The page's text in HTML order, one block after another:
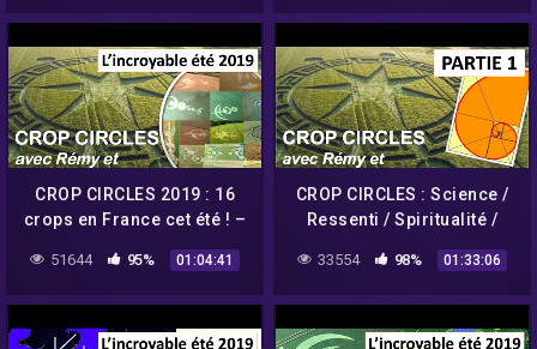
CROP CIRCLES 2019 : 16
crops en France cet été ! –
51644 95% 01:04:41
CROP CIRCLES : Science /
Ressenti / Spiritualité /
Umberto Molinaro
33554 98% 01:33:06